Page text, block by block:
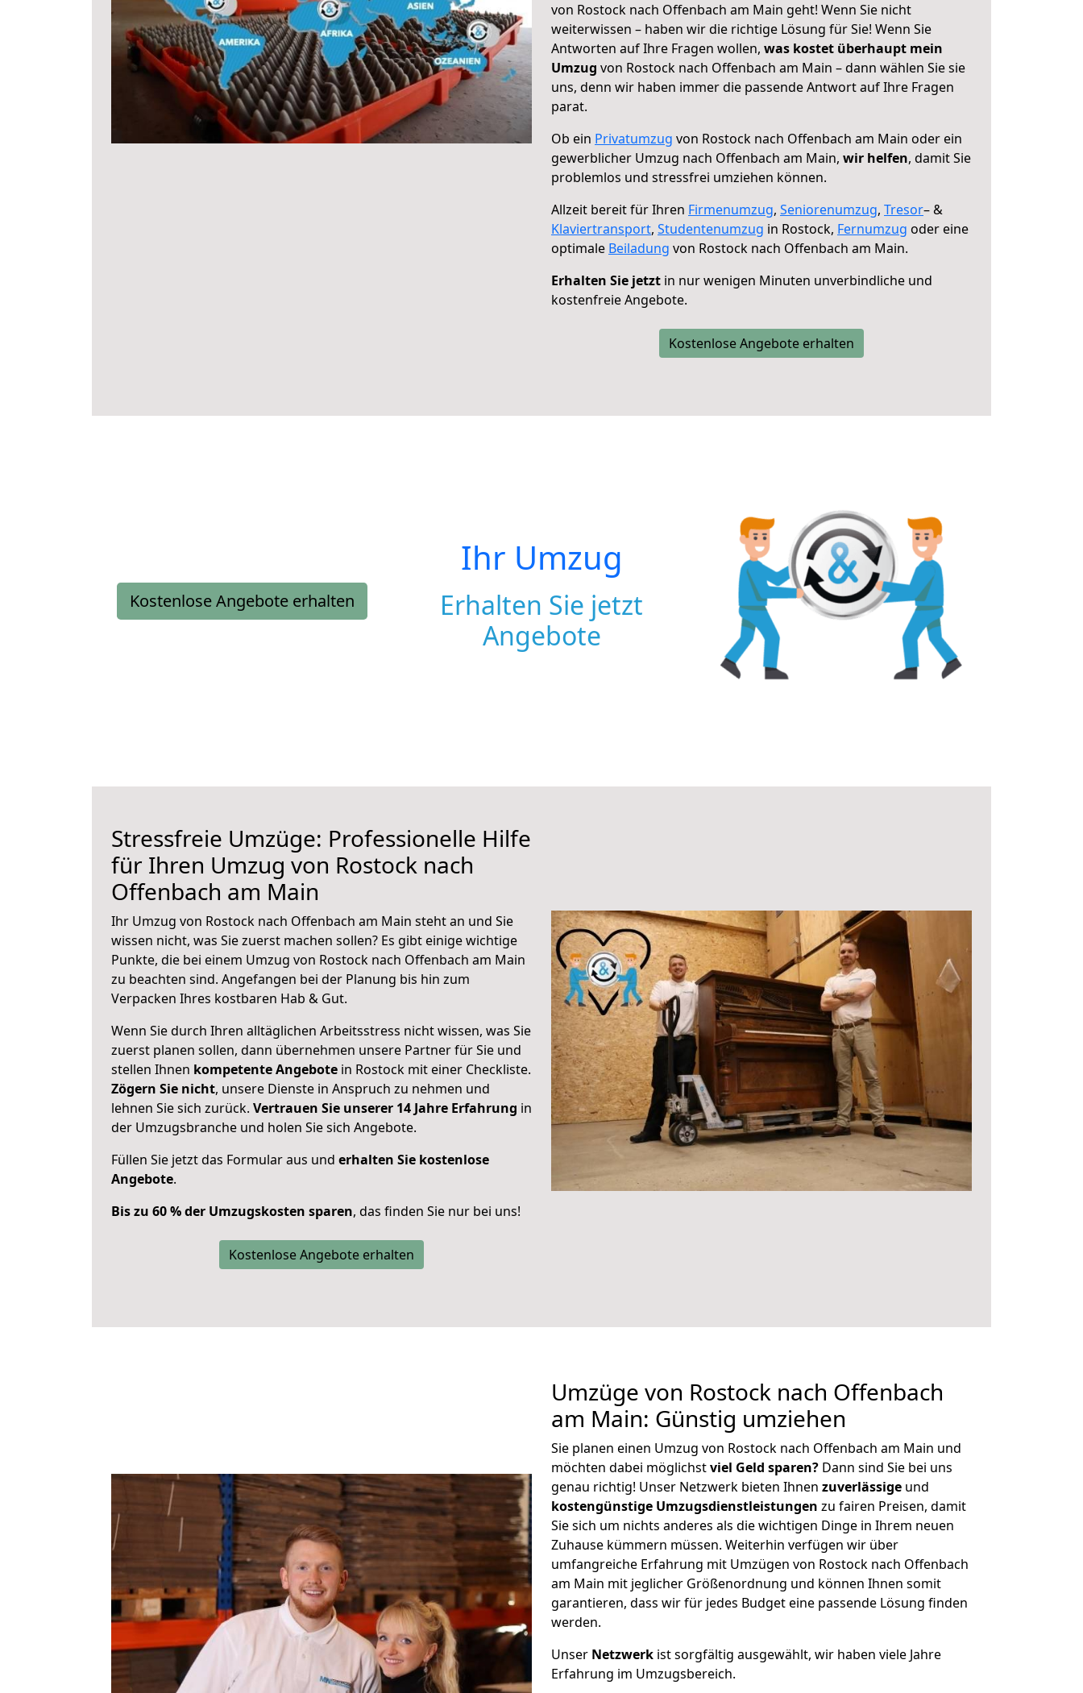
von Rostock nach Offenbach am Main geht! Wenn Sie nicht
weiterwissen – haben wir die richtige Lösung für Sie! Wenn Sie
Antworten auf Ihre Fragen wollen, was kostet überhaupt mein
Umzug von Rostock nach Offenbach am Main – dann wählen Sie sie
uns, denn wir haben immer die passende Antwort auf Ihre Fragen
parat.
Ob ein Privatumzug von Rostock nach Offenbach am Main oder ein
gewerblicher Umzug nach Offenbach am Main, wir helfen, damit Sie
problemlos und stressfrei umziehen können.
Allzeit bereit für Ihren Firmenumzug, Seniorenumzug, Tresor– &
Klaviertransport, Studentenumzug in Rostock, Fernumzug oder eine
optimale Beiladung von Rostock nach Offenbach am Main.
Erhalten Sie jetzt in nur wenigen Minuten unverbindliche und
kostenfreie Angebote.
Kostenlose Angebote erhalten
Kostenlose Angebote erhalten
Ihr Umzug
Erhalten Sie jetzt
Angebote
Stressfreie Umzüge: Professionelle Hilfe
für Ihren Umzug von Rostock nach
Offenbach am Main
Ihr Umzug von Rostock nach Offenbach am Main steht an und Sie
wissen nicht, was Sie zuerst machen sollen? Es gibt einige wichtige
Punkte, die bei einem Umzug von Rostock nach Offenbach am Main
zu beachten sind. Angefangen bei der Planung bis hin zum
Verpacken Ihres kostbaren Hab & Gut.
Wenn Sie durch Ihren alltäglichen Arbeitsstress nicht wissen, was Sie
zuerst planen sollen, dann übernehmen unsere Partner für Sie und
stellen Ihnen kompetente Angebote in Rostock mit einer Checkliste.
Zögern Sie nicht, unsere Dienste in Anspruch zu nehmen und
lehnen Sie sich zurück. Vertrauen Sie unserer 14 Jahre Erfahrung in
der Umzugsbranche und holen Sie sich Angebote.
Füllen Sie jetzt das Formular aus und erhalten Sie kostenlose
Angebote.
Bis zu 60 % der Umzugskosten sparen, das finden Sie nur bei uns!
Kostenlose Angebote erhalten
Umzüge von Rostock nach Offenbach
am Main: Günstig umziehen
Sie planen einen Umzug von Rostock nach Offenbach am Main und
möchten dabei möglichstviel Geld sparen? Dann sind Sie bei uns
genau richtig! Unser Netzwerk bieten Ihnen zuverlässige und
kostengünstige Umzugsdienstleistungen zu fairen Preisen, damit
Sie sich um nichts anderes als die wichtigen Dinge in Ihrem neuen
Zuhause kümmern müssen. Weiterhin verfügen wir über
umfangreiche Erfahrung mit Umzügen von Rostock nach Offenbach
am Main mit jeglicher Größenordnung und können Ihnen somit
garantieren, dass wir für jedes Budget eine passende Lösung finden
werden.
Unser Netzwerk ist sorgfältig ausgewählt, wir haben viele Jahre
Erfahrung im Umzugsbereich.